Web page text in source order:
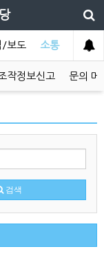
/보도 소통
작정보신고 문의 메
검색